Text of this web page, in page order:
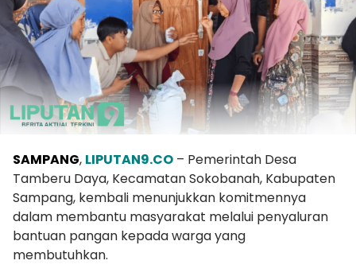
SAMPANG, LIPUTAN9.CO – Pemerintah Desa
Tamberu Daya, Kecamatan Sokobanah, Kabupaten
Sampang, kembali menunjukkan komitmennya
dalam membantu masyarakat melalui penyaluran
bantuan pangan kepada warga yang
membutuhkan.